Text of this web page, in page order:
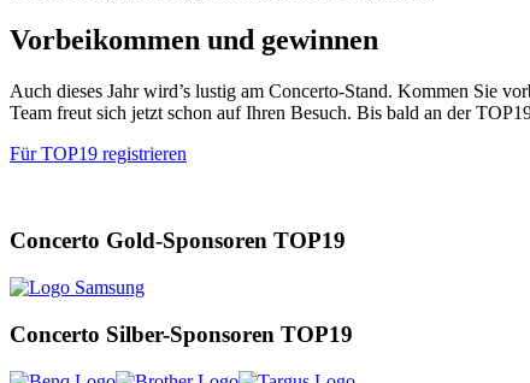
Vorbeikommen und gewinnen
Auch dieses Jahr wird’s lustig am Concerto-Stand. Kommen Sie
Team freut sich jetzt schon auf Ihren Besuch. Bis bald an der
Für TOP19 registrieren
Concerto Gold-Sponsoren TOP19
Concerto Silber-Sponsoren TOP19